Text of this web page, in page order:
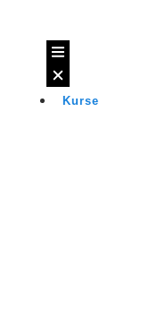
Kurse